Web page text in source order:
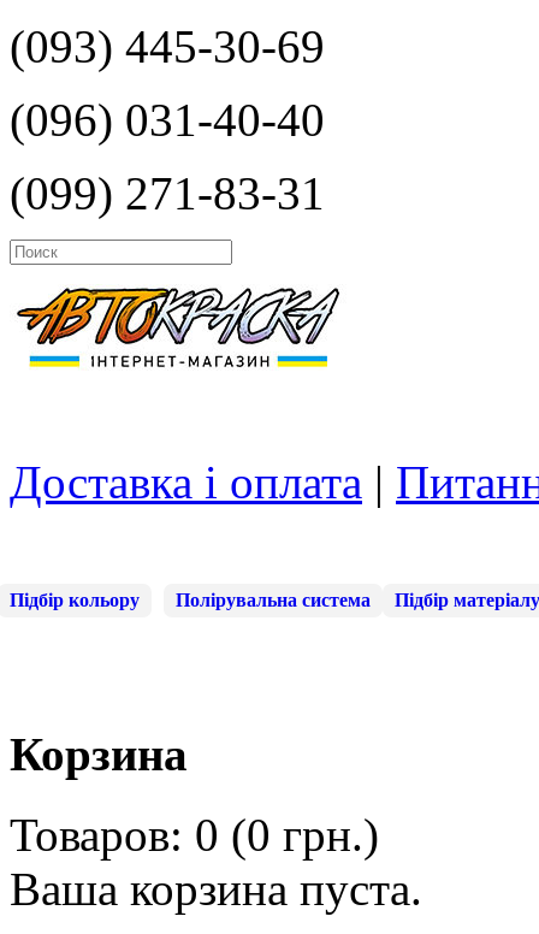
(093) 445-30-69
(096) 031-40-40
(099) 271-83-31
Доставка і оплата |
Підбір кольору Полірувальна система Підбір матеріалу
Корзина
Товаров: 0 (0 грн.)
Ваша корзина пуста.